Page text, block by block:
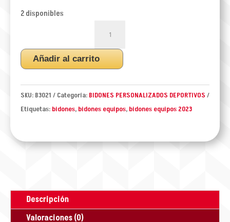
2 disponibles
CICLISMO
EQUIPO
MAGUISA
2025
cantidad
Añadir al carrito
SKU: B3021 Categoría: BIDONES PERSONALIZADOS DEPORTIVOS
Etiquetas: bidones, bidones equipos, bidones equipos 2023
Descripción
Valoraciones (0)